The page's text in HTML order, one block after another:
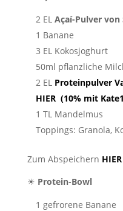
2 EL Açaí-Pulver
1 Banane
3 EL Kokosjoghurt
50ml pflanzliche
2 EL Proteinpulver
HIER (10% mit
1 TL Mandelmus
Toppings: Granola,
Zum Abspeichern HIER
☀ Protein-Bowl
1 gefrorene Banane